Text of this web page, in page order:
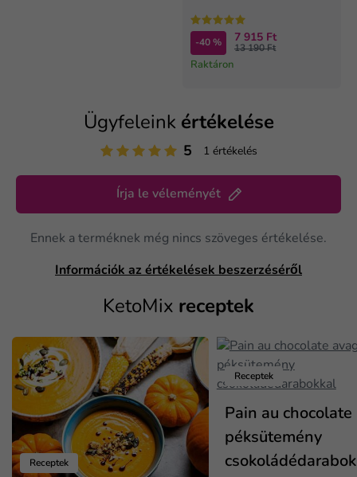
-40 % 7 915 Ft
13 190 Ft
Raktáron
Ügyfeleink értékelése
5 1 értékelés
Írja le véleményét
Ennek a terméknek még nincs szöveges értékelése.
Információk az értékelések beszerzéséről
KetoMix receptek
Receptek
Receptek
Pain au chocolate
péksütemény